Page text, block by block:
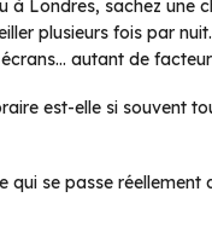
à Londres, sachez une
plusieurs fois par
autant de
est-elle si souvent
qui se passe